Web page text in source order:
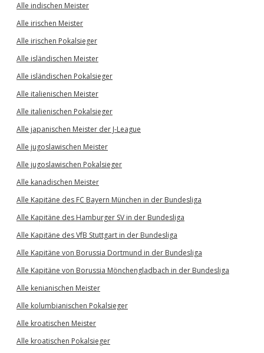
Alle indischen Meister
Alle irischen Meister
Alle irischen Pokalsieger
Alle isländischen Meister
Alle isländischen Pokalsieger
Alle italienischen Meister
Alle italienischen Pokalsieger
Alle japanischen Meister der J-League
Alle jugoslawischen Meister
Alle jugoslawischen Pokalsieger
Alle kanadischen Meister
Alle Kapitäne des FC Bayern München in der Bundesliga
Alle Kapitäne des Hamburger SV in der Bundesliga
Alle Kapitäne des VfB Stuttgart in der Bundesliga
Alle Kapitäne von Borussia Dortmund in der Bundesliga
Alle Kapitäne von Borussia Mönchengladbach in der Bundesliga
Alle kenianischen Meister
Alle kolumbianischen Pokalsieger
Alle kroatischen Meister
Alle kroatischen Pokalsieger